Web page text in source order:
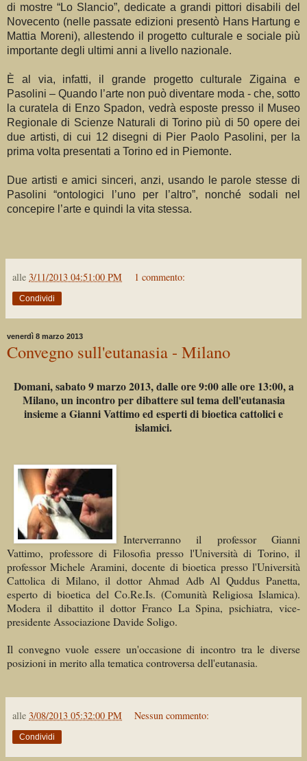
di mostre “Lo Slancio”, dedicate a grandi pittori disabili del
Novecento (nelle passate edizioni presentò Hans Hartung e
Mattia Moreni), allestendo il progetto culturale e sociale più
importante degli ultimi anni a livello nazionale.
È al via, infatti, il grande progetto culturale Zigaina e
Pasolini – Quando l’arte non può diventare moda - che, sotto
la curatela di Enzo Spadon, vedrà esposte presso il Museo
Regionale di Scienze Naturali di Torino più di 50 opere dei
due artisti, di cui 12 disegni di Pier Paolo Pasolini, per la
prima volta presentati a Torino ed in Piemonte.
Due artisti e amici sinceri, anzi, usando le parole stesse di
Pasolini “ontologici l’uno per l’altro”, nonché sodali nel
concepire l’arte e quindi la vita stessa.
alle 3/11/2013 04:51:00 PM 1 commento:
Condividi
venerdì 8 marzo 2013
Convegno sull'eutanasia - Milano
Domani, sabato 9 marzo 2013, dalle ore 9:00 alle ore 13:00, a
Milano, un incontro per dibattere sul tema dell'eutanasia
insieme a Gianni Vattimo ed esperti di bioetica cattolici e
islamici.
Interverranno il professor Gianni
Vattimo, professore di Filosofia presso l'Università di Torino, il
professor Michele Aramini, docente di bioetica presso l'Università
Cattolica di Milano, il dottor Ahmad Adb Al Quddus Panetta,
esperto di bioetica del Co.Re.Is. (Comunità Religiosa Islamica).
Modera il dibattito il dottor Franco La Spina, psichiatra, vice-
presidente Associazione Davide Soligo.
Il convegno vuole essere un'occasione di incontro tra le diverse
posizioni in merito alla tematica controversa dell'eutanasia.
alle 3/08/2013 05:32:00 PM Nessun commento:
Condividi